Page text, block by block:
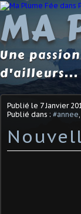
MA
Une
d'ailleurs...
Publié le 7 Janvier
Publié dans : #annee